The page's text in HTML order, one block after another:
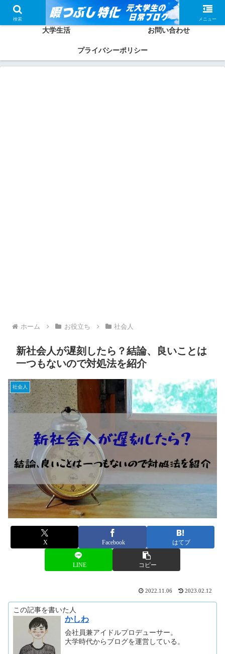
ホーム かしわってどんな人？
大学生活 お問い合わせ
プライバシーポリシー
ホーム お役立ち 社会人
新社会人が遅刻したら？結論、良いことは
一つもないので対処法を紹介
社会人
X Facebook はてブ
LINE コピー
2022.11.06 2023.02.12
この記事を書いた人
かしわ
会社員兼アイドルプロデューサー。
大学時代からブログを運営している。
検索 メニュー